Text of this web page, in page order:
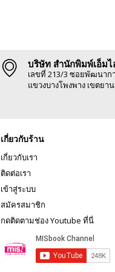
บริษัท สำนักพิมพ์เอ็มไ
เลขที่ 213/3 ซอยพัฒนาก
แขวงบางโพงพาง เขตยา
เกี่ยวกับร้าน
เกี่ยวกับเรา
ติดต่อเรา
เข้าสู่ระบบ
สมัครสมาชิก
กดติดตามช่อง Youtube ที่นี่